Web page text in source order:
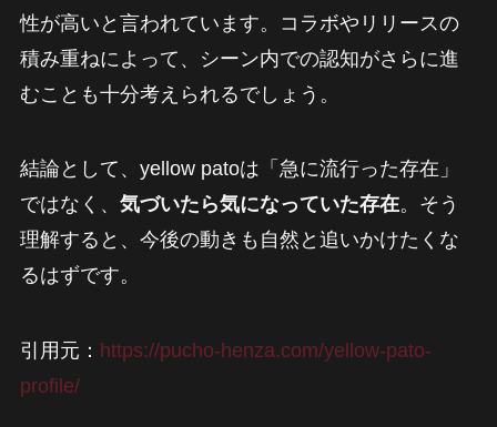
性が高いと言われています。コラボやリリースの
積み重ねによって、シーン内での認知がさらに進
むことも十分考えられるでしょう。
結論として、yellow patoは「急に流行った存在」
ではなく、 気づいたら気になっていた存在。そう
理解すると、今後の動きも自然と追いかけたくな
るはずです。
引用元： https://pucho-henza.com/yellow-pato-
profile/